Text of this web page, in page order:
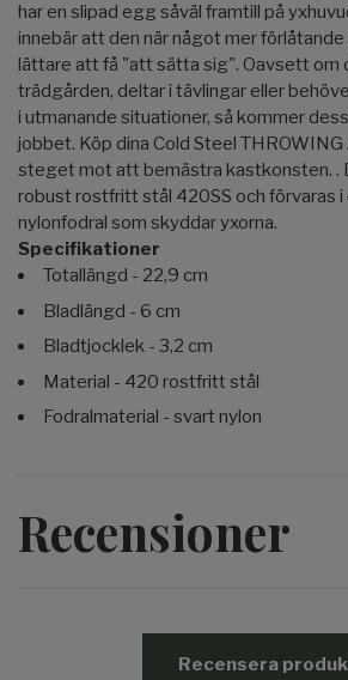
har en slipad egg såväl framtill på
innebär att den när något mer förlåtande
lättare att få "att sätta sig". Oavsett om
trädgården, deltar i tävlingar eller
i utmanande situationer, så kommer
jobbet. Köp dina Cold Steel
steget mot att bemästra kastkonsten. .
robust rostfritt stål 420SS och förvaras i
nylonfodral som skyddar yxorna.
Specifikationer
Totallängd - 22,9 cm
Bladlängd - 6 cm
Bladtjocklek - 3,2 cm
Material - 420 rostfritt stål
Fodralmaterial - svart nylon
Recensioner
Recensera